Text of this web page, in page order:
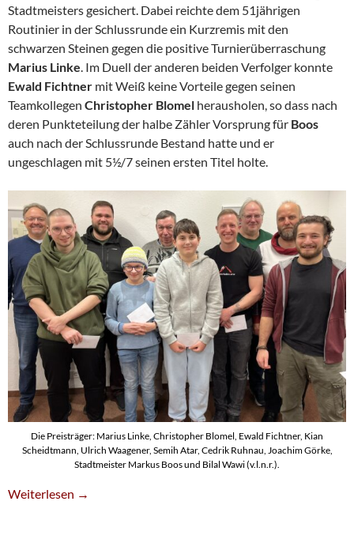
Stadtmeisters gesichert. Dabei reichte dem 51jährigen
Routinier in der Schlussrunde ein Kurzremis mit den
schwarzen Steinen gegen die positive Turnierüberraschung
Marius Linke. Im Duell der anderen beiden Verfolger konnte
Ewald Fichtner mit Weiß keine Vorteile gegen seinen
Teamkollegen Christopher Blomel herausholen, so dass nach
deren Punkteteilung der halbe Zähler Vorsprung für Boos
auch nach der Schlussrunde Bestand hatte und er
ungeschlagen mit 5½/7 seinen ersten Titel holte.
Die Preisträger: Marius Linke, Christopher Blomel, Ewald Fichtner, Kian
Scheidtmann, Ulrich Waagener, Semih Atar, Cedrik Ruhnau, Joachim Görke,
Stadtmeister Markus Boos und Bilal Wawi (v.l.n.r.).
Markus Boos Ist Stadtmeister 2025
Weiterlesen →